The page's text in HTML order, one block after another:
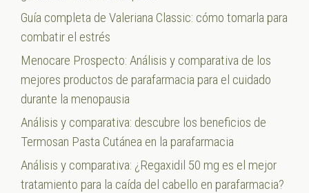
Guía completa de Valeriana Classic: cómo tomarla para
combatir el estrés
Menocare Prospecto: Análisis y comparativa de los
mejores productos de parafarmacia para el cuidado
durante la menopausia
Análisis y comparativa: descubre los beneficios de
Termosan Pasta Cutánea en la parafarmacia
Análisis y comparativa: ¿Regaxidil 50 mg es el mejor
tratamiento para la caída del cabello en parafarmacia?